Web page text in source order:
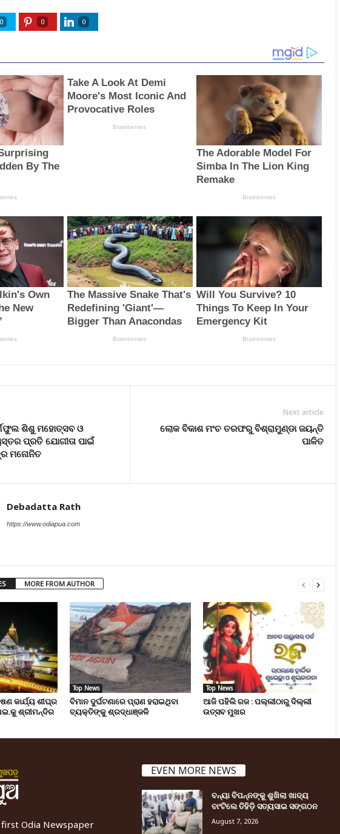
0 0 0
ଶିଶୁ ମହୋତ୍ସବ ଓ
ପ୍ରତି ଯୋଗୀତା ପାଇଁ
ମନୋନିତ
Next article
ଲୋକ ବିକାଶ ମଂଚ ତରଫରୁ ବିଶ୍ରାମୁଣ୍ଡା ଜୟନ୍ତି
ପାଳିତ
Debadatta Rath
https://www.odiapua.com
MORE FROM AUTHOR
କାର୍ଯ୍ୟ ଶୀଘ୍ର
ଶ୍ରୀମନ୍ଦିର
Top News
ବିମାନ ଦୁର୍ଘଟଣାରେ ପ୍ରାଣ ହରାଇଥିବା
ବ୍ୟକ୍ତିଙ୍କୁ ଶ୍ରଦ୍ଧାଞ୍ଜଳି
Top News
ଆଜି ପହିଲି ରଜ : ପଲ୍ଲୀଠାରୁ ଦିଲ୍ଲୀ
ଉତ୍ସବ ମୁଖର
first Odia Newspaper
EVEN MORE NEWS
ବନ୍ୟା ବିପନ୍ନଙ୍କୁ ଶୁଖିଲା ଖାଦ୍ୟ
ବାଂଟିଲେ ତିହିଡି଼ ସତ୍ୟସାଇ ସଙ୍ଗଠନ
August 7, 2026